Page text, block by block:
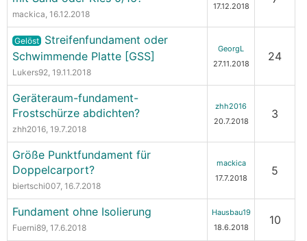
mackica, 16.12.2018
17.12.2018
Gelöst Streifenfundament oder
Schwimmende Platte [GSS]
Lukers92, 19.11.2018
GeorgL
27.11.2018
24
Geräteraum-fundament-
Frostschürze abdichten?
zhh2016, 19.7.2018
zhh2016
20.7.2018
3
Größe Punktfundament für
Doppelcarport?
biertschi007, 16.7.2018
mackica
17.7.2018
5
Fundament ohne Isolierung
Fuerni89, 17.6.2018
Hausbau19
18.6.2018
10